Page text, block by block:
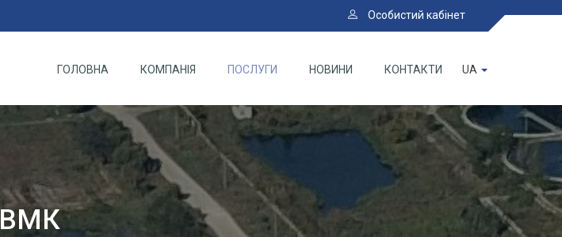
Особистий кабінет
ГОЛОВНА КОМПАНІЯ ПОСЛУГИ НОВИНИ КОНТАКТИ UA
ВМК